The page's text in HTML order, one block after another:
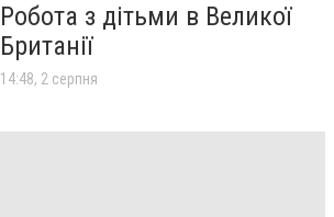
Робота з дітьми в Великої
Британії
14:48, 2 серпня